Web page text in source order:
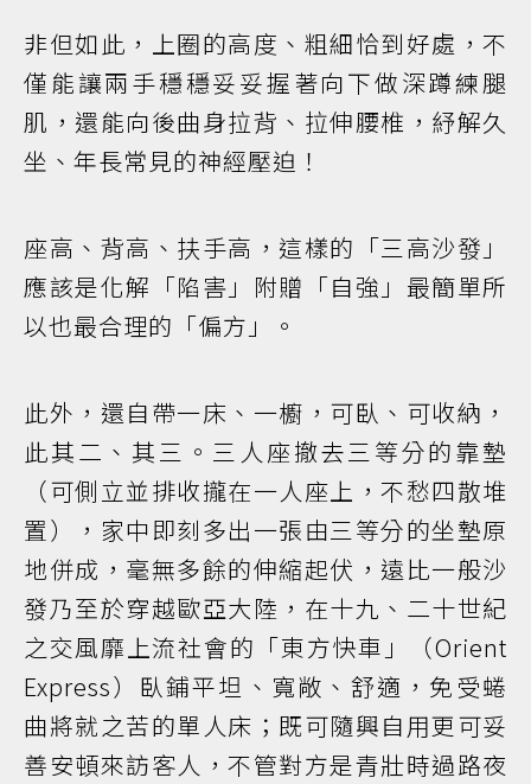
非但如此，上圈的高度、粗細恰到好處，不
僅能讓兩手穩穩妥妥握著向下做深蹲練腿
肌，還能向後曲身拉背、拉伸腰椎，紓解久
坐、年長常見的神經壓迫！
座高、背高、扶手高，這樣的「三高沙發」
應該是化解「陷害」附贈「自強」最簡單所
以也最合理的「偏方」。
此外，還自帶一床、一櫥，可臥、可收納，
此其二、其三。三人座撤去三等分的靠墊
（可側立並排收攏在一人座上，不愁四散堆
置），家中即刻多出一張由三等分的坐墊原
地併成，毫無多餘的伸縮起伏，遠比一般沙
發乃至於穿越歐亞大陸，在十九、二十世紀
之交風靡上流社會的「東方快車」（Orient
Express）臥鋪平坦、寬敞、舒適，免受蜷
曲將就之苦的單人床；既可隨興自用更可妥
善安頓來訪客人，不管對方是青壯時過路夜